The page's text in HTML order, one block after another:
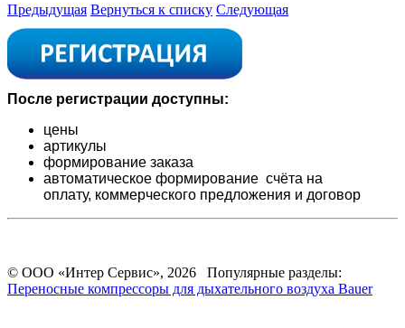
Предыдущая Вернуться к списку Следующая
После регистрации доступны:
цены
артикулы
формирование заказа
автоматическое формирование счёта на
оплату, коммерческого предложения и договор
© ООО «Интер Сервис», 2026 Популярные разделы:
Переносные компрессоры для дыхательного воздуха Bauer